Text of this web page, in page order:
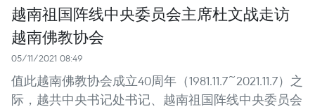
越南祖国阵线中央委员会主席杜文战走访
越南佛教协会
05/11/2021 08:49
值此越南佛教协会成立40周年（1981.11.7~2021.11.7）之
际，越共中央书记处书记、越南祖国阵线中央委员会